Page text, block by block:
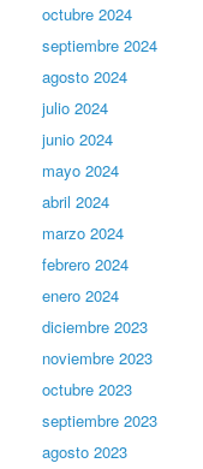
octubre 2024
septiembre 2024
agosto 2024
julio 2024
junio 2024
mayo 2024
abril 2024
marzo 2024
febrero 2024
enero 2024
diciembre 2023
noviembre 2023
octubre 2023
septiembre 2023
agosto 2023